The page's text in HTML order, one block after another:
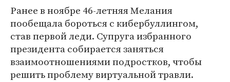
Ранее в ноябре 46-летняя Мелания
пообещала бороться с кибербуллингом,
став первой леди. Супруга избранного
президента собирается заняться
взаимоотношениями подростков, чтобы
решить проблему виртуальной травли.